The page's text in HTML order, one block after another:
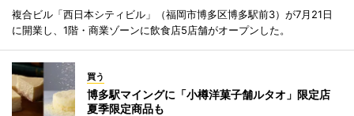
複合ビル「西日本シティビル」（福岡市博多区博多駅前3）が7月21日
に開業し、1階・商業ゾーンに飲食店5店舗がオープンした。
買う
博多駅マイングに「小樽洋菓子舗ルタオ」限定店
夏季限定商品も